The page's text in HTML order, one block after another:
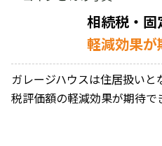
相続税・固
軽減効果が
ガレージハウスは住居扱い
税評価額の軽減効果が期待で